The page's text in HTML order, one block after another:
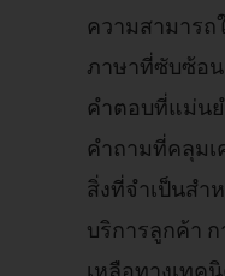
ความสามารถ
ภาษาที่ซับซ้อ
คำตอบที่แม่น
คำถามที่คลุม
สิ่งที่จำเป็นสำ
บริการลูกค้า
เหลือทางเทค